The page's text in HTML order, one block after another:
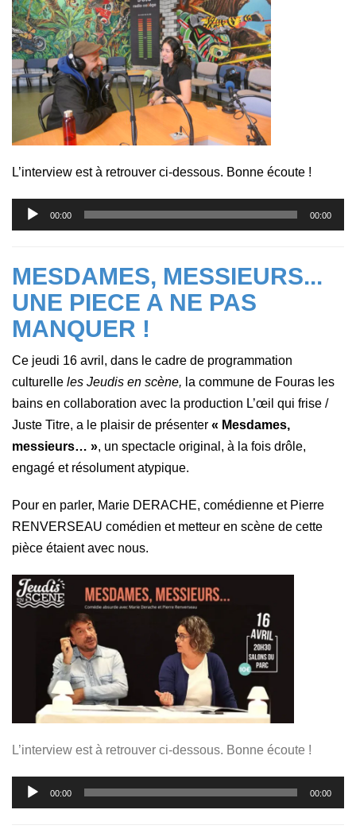
L’interview est à retrouver ci-dessous. Bonne écoute !
Lecteur
audio
00:00 00:00
MESDAMES, MESSIEURS...
UNE PIECE A NE PAS
MANQUER !
Ce jeudi 16 avril, dans le cadre de programmation
culturelle les Jeudis en scène, la commune de Fouras les
bains en collaboration avec la production L’œil qui frise /
Juste Titre, a le plaisir de présenter « Mesdames,
messieurs… », un spectacle original, à la fois drôle,
engagé et résolument atypique.
Pour en parler, Marie DERACHE, comédienne et Pierre
RENVERSEAU comédien et metteur en scène de cette
pièce étaient avec nous.
L’interview est à retrouver ci-dessous. Bonne écoute !
Lecteur
audio
00:00 00:00